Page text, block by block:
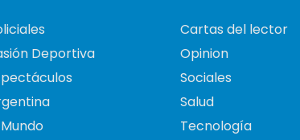
Deportiva
Cartas del lector
Opinion
Sociales
Salud
Tecnología